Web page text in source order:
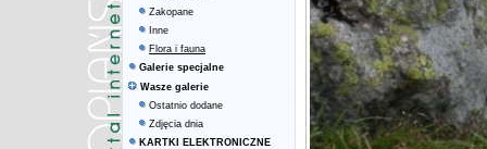
Zakopane
Inne
Flora i fauna
Galerie specjalne
Wasze galerie
Ostatnio dodane
Zdjęcia dnia
KARTKI ELEKTRONICZNE